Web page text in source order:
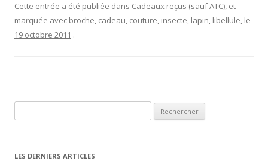
Cette entrée a été publiée dans Cadeaux reçus (sauf ATC), et
marquée avec broche, cadeau, couture, insecte, lapin, libellule, le
19 octobre 2011 .
LES DERNIERS ARTICLES